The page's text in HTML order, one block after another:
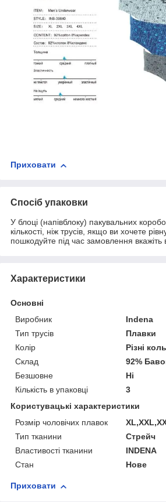
Приховати
Спосіб упаковки
У блоці (напівблоку) пакувальних
кількості, ніж трусів, якщо ви хочете
пошкодуйте під час замовлення вкажіть
Характеристики
Основні
Виробник
Indena
Тип трусів
Плавки
Колір
Різні
Склад
92%
Безшовне
Ні
Кількість в упаковці
3
Користувацькі характеристики
Розмір чоловічих плавок
Тип тканини
Стрейч
Властивості тканини
INDENA
Стан
Нове
Приховати